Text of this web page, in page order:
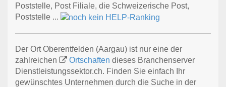
Poststelle, Post Filiale, die Schweizerische Post,
Poststelle ...
Der Ort Oberentfelden (Aargau) ist nur eine der
zahlreichen
Ortschaften dieses Branchenserver
Dienstleistungssektor.ch. Finden Sie einfach Ihr
gewünschtes Unternehmen durch die Suche in der